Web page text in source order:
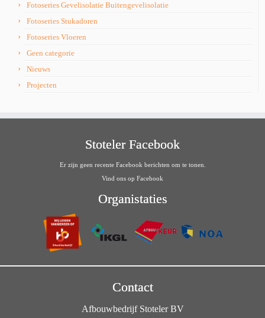
Fotoseries Gevelisolatie Buitengevelisolatie
Fotoseries Stukadoren
Fotoseries Vloeren
Geen categorie
Nieuws
Projecten
Stoteler Facebook
Er zijn geen recente Facebook berichten om te tonen.
Vind ons op Facebook
Organistaties
Contact
Afbouwbedrijf Stoteler BV